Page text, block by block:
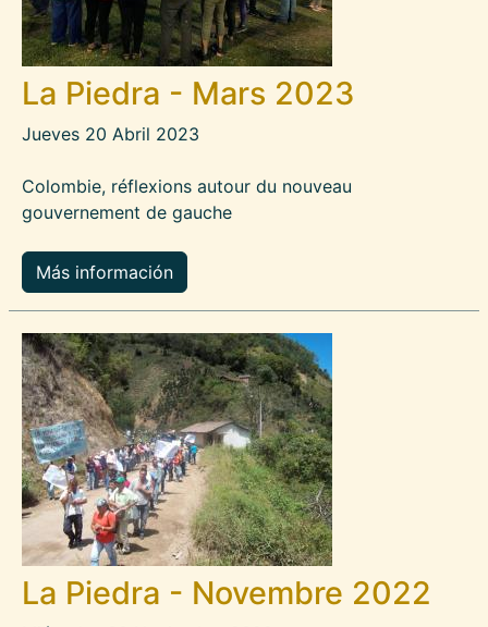
La Piedra - Mars 2023
Jueves 20 Abril 2023
Colombie, réflexions autour du nouveau
gouvernement de gauche
Más información
Imagen
La Piedra - Novembre 2022